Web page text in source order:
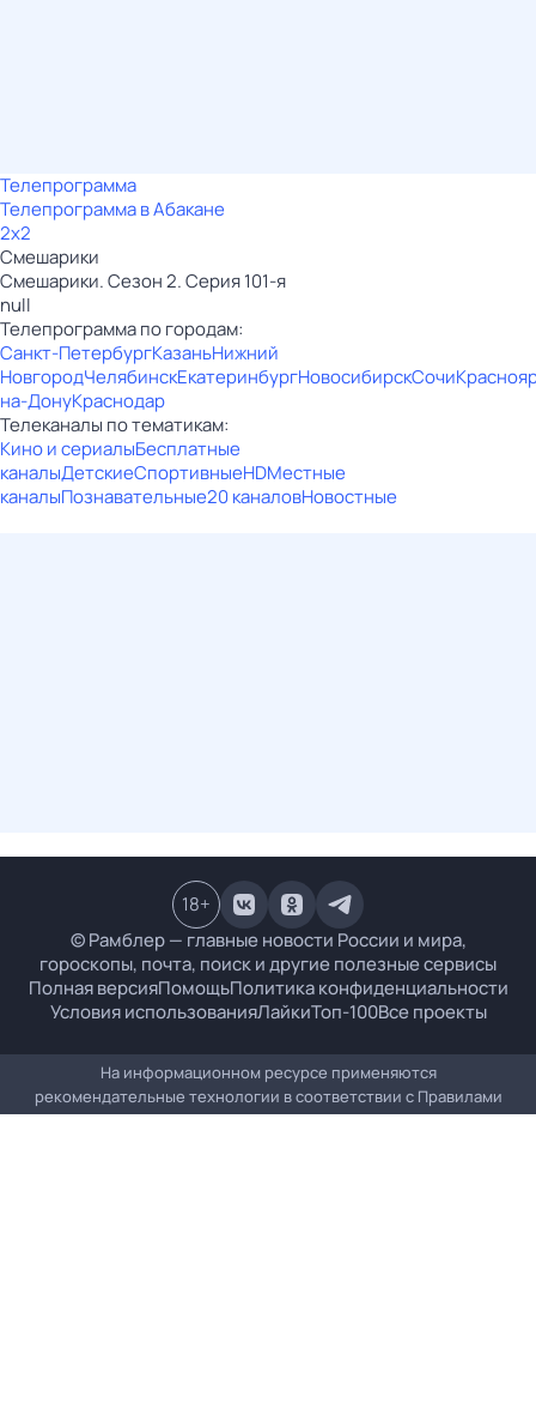
Телепрограмма
Телепрограмма в Абакане
2x2
Смешарики
Смешарики. Сезон 2. Серия 101-я
null
Телепрограмма по городам:
Санкт-ПетербургКазаньНижний
НовгородЧелябинскЕкатеринбургНовосибирскСочи
на-ДонуКраснодар
Телеканалы по тематикам:
Кино и сериалыБесплатные
каналыДетскиеСпортивныеHDМестные
каналыПознавательные20 каналовНовостные
© Рамблер — главные новости России и мира,
гороскопы, почта, поиск и другие полезные сервисы
Полная версияПомощьПолитика конфиденциальности
Условия использованияЛайкиТоп-100Все проекты
18+
На информационном ресурсе применяются
рекомендательные технологии в соответствии с Правилами